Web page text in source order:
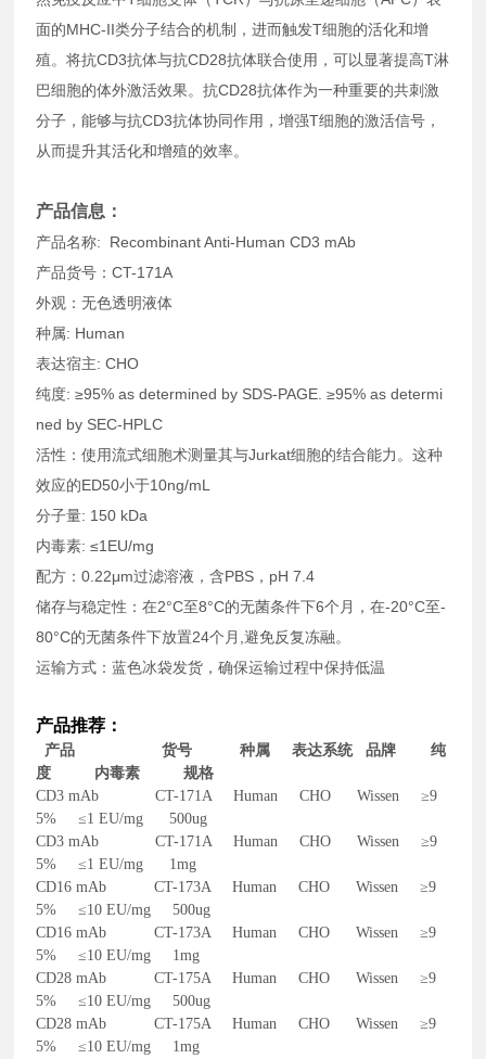
面的MHC-II类分子结合的机制，进而触发T细胞的活化和增
殖。将抗CD3抗体与抗CD28抗体联合使用，可以显著提高T淋
巴细胞的体外激活效果。抗CD28抗体作为一种重要的共刺激
分子，能够与抗CD3抗体协同作用，增强T细胞的激活信号，
从而提升其活化和增殖的效率。
产品信息：
产品名称: Recombinant Anti-Human CD3 mAb
产品货号：CT-171A
外观：无色透明液体
种属: Human
表达宿主: CHO
纯度: ≥95% as determined by SDS-PAGE. ≥95% as determi
ned by SEC-HPLC
活性：使用流式细胞术测量其与Jurkat细胞的结合能力。这种
效应的ED50小于10ng/mL
分子量: 150 kDa
内毒素: ≤1EU/mg
配方：0.22μm过滤溶液，含PBS，pH 7.4
储存与稳定性：在2°C至8°C的无菌条件下6个月，在-20°C至-
80°C的无菌条件下放置24个月,避免反复冻融。
运输方式：蓝色冰袋发货，确保运输过程中保持低温
产品推荐：
产品 货号 种属 表达系统 品牌 纯
度 内毒素 规格
CD3 mAb CT-171A Human CHO Wissen ≥9
5% ≤1 EU/mg 500ug
CD3 mAb CT-171A Human CHO Wissen ≥9
5% ≤1 EU/mg 1mg
CD16 mAb CT-173A Human CHO Wissen ≥9
5% ≤10 EU/mg 500ug
CD16 mAb CT-173A Human CHO Wissen ≥9
5% ≤10 EU/mg 1mg
CD28 mAb CT-175A Human CHO Wissen ≥9
5% ≤10 EU/mg 500ug
CD28 mAb CT-175A Human CHO Wissen ≥9
5% ≤10 EU/mg 1mg